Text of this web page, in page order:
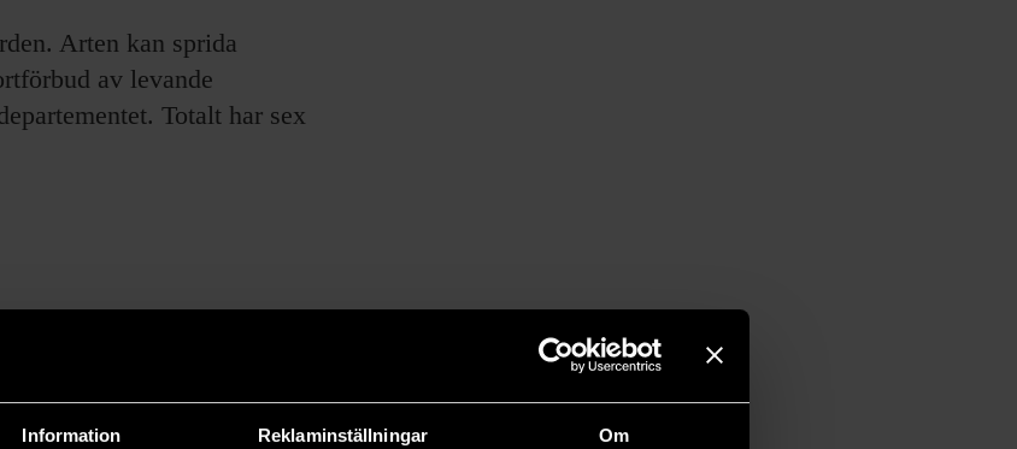
Information Reklaminställningar Om
Arten kan sprida
av levande
Totalt har sex
drivs utan vinstsyfte.